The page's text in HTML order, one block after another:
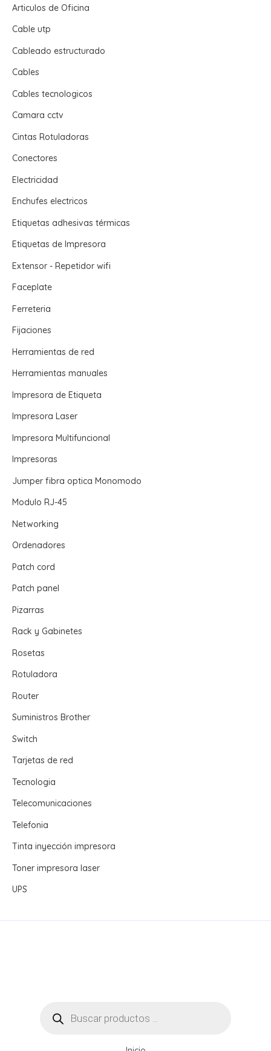
Articulos de Oficina
Cable utp
Cableado estructurado
Cables
Cables tecnologicos
Camara cctv
Cintas Rotuladoras
Conectores
Electricidad
Enchufes electricos
Etiquetas adhesivas térmicas
Etiquetas de Impresora
Extensor - Repetidor wifi
Faceplate
Ferreteria
Fijaciones
Herramientas de red
Herramientas manuales
Impresora de Etiqueta
Impresora Laser
Impresora Multifuncional
Impresoras
Jumper fibra optica Monomodo
Modulo RJ-45
Networking
Ordenadores
Patch cord
Patch panel
Pizarras
Rack y Gabinetes
Rosetas
Rotuladora
Router
Suministros Brother
Switch
Tarjetas de red
Tecnologia
Telecomunicaciones
Telefonia
Tinta inyección impresora
Toner impresora laser
UPS
productos